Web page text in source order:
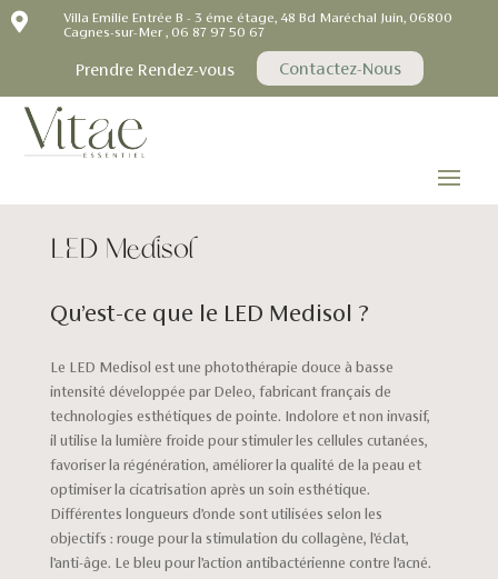

Villa Emilie Entrée B - 3 éme étage, 48 Bd Maréchal Juin, 06800
Cagnes-sur-Mer , 06 87 97 50 67
Prendre Rendez-vous Contactez-Nous
LED Medisol
Qu’est-ce que le LED Medisol ?
Le LED Medisol est une photothérapie douce à basse
intensité développée par Deleo, fabricant français de
technologies esthétiques de pointe. Indolore et non invasif,
il utilise la lumière froide pour stimuler les cellules cutanées,
favoriser la régénération, améliorer la qualité de la peau et
optimiser la cicatrisation après un soin esthétique.
Différentes longueurs d’onde sont utilisées selon les
objectifs : rouge pour la stimulation du collagène, l’éclat,
l’anti-âge. Le bleu pour l’action antibactérienne contre l’acné.